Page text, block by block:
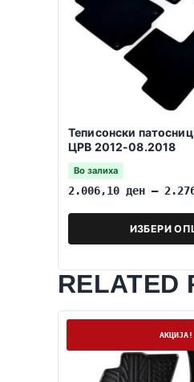
Теписонски
ЦРВ 2012-08.2018
Во залиха
2.006,10 ден –
ИЗБЕРИ
RELATED
АКЦИЈА!